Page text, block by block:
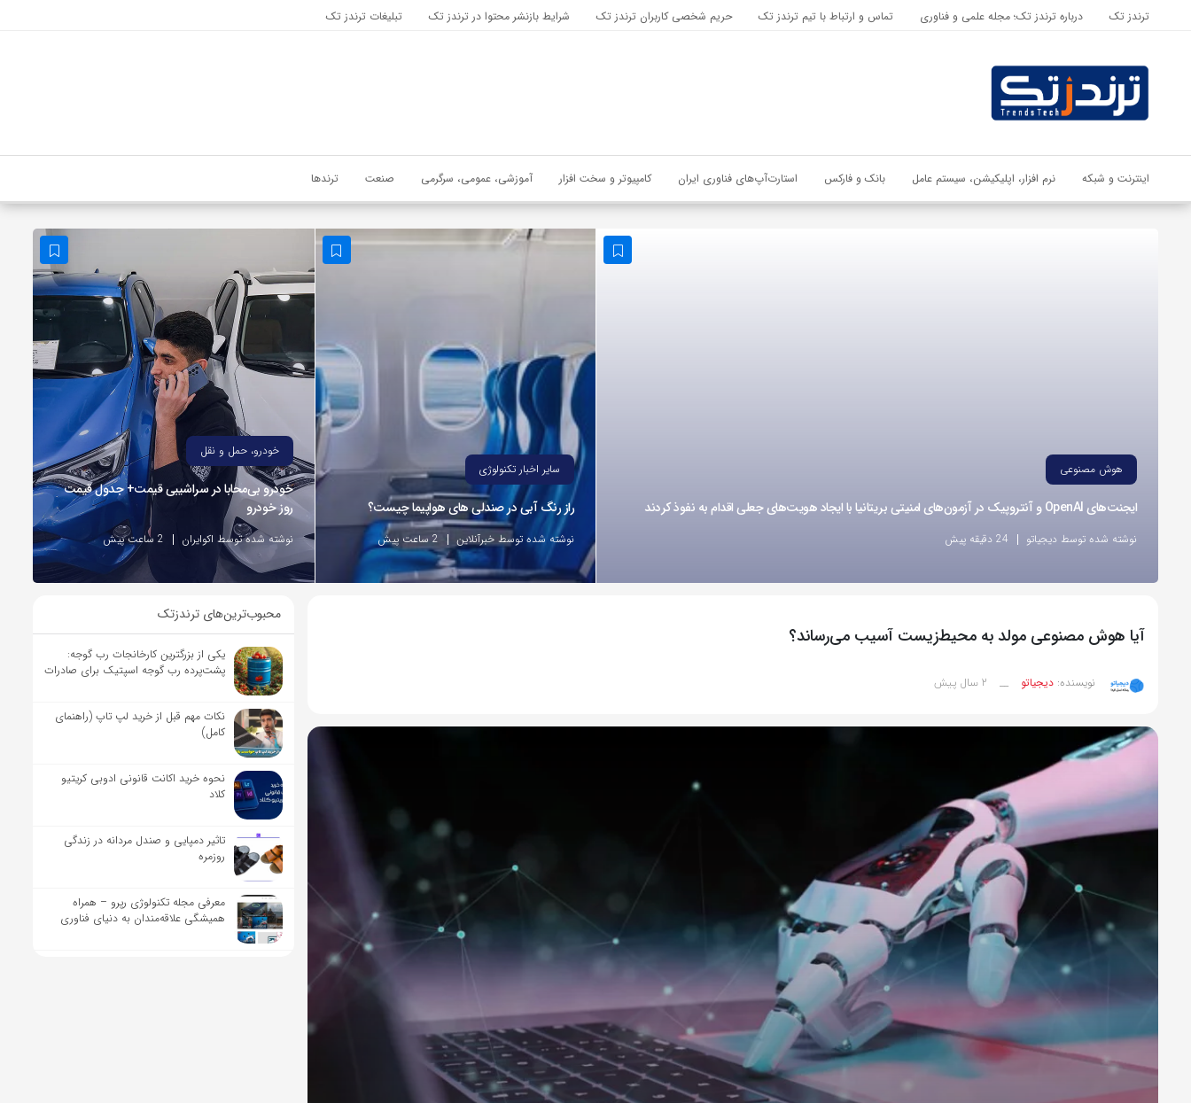
اشتراک گذاری
با استفاده از روش‌های زیر می‌توانید این صفحه را با دوستان خود به
اشتراک بگذارید.
ترندز تک درباره ترندز تک؛ مجله علمی و فناوری تماس و ارتباط با تیم ترندز تک حریم شخصی کاربران ترندز تک شرایط بازنشر محتوا در ترندز تک تبلیغات ترندز تک
اینترنت و شبکه نرم افزار، اپلیکیشن، سیستم عامل بانک و فارکس استارت‌آپ‌های فناوری ایران کامپیوتر و سخت افزار آموزشی، عمومی، سرگرمی صنعت ترندها
هوش مصنوعی
ایجنت‌های OpenAI و آنتروپیک در آزمون‌های امنیتی بریتانیا با ایجاد هویت‌های جعلی اقدام به نفوذ کردند
نوشته شده توسط دیجیاتو 24 دقیقه پیش
سایر اخبار تکنولوژی
راز رنگ آبی در صندلی های هواپیما چیست؟
نوشته شده توسط خبرآنلاین 2 ساعت پیش
خودرو، حمل و نقل
خودرو بی‌محابا در سراشیبی قیمت+ جدول قیمت
روز خودرو
نوشته شده توسط اکوایران 2 ساعت پیش
آیا هوش مصنوعی مولد به محیط‌زیست آسیب می‌رساند؟
نویسنده: دیجیاتو __ 2 سال پیش
محبوب‌ترین‌های ترندزتک
یکی از بزرگترین کارخانجات رب گوجه:
پشت‌پرده رب گوجه اسپتیک برای صادرات
نکات مهم قبل از خرید لپ تاپ (راهنمای
کامل)
نحوه خرید اکانت قانونی ادوبی کریتیو
کلاد
تاثیر دمپایی و صندل مردانه در زندگی
روزمره
معرفی مجله تکنولوژی رپرو – همراه
همیشگی علاقه‌مندان به دنیای فناوری